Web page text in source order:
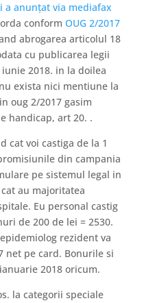
a anunțat via mediafax
conform OUG 2/2017
abrogarea articolul 18
cu publicarea legii
2018. in la doilea
exista nici mentiune la
oug 2/2017 gasim
handicap, art 20. .
cat voi castiga de la 1
din campania
pe sistemul legal in
au majoritatea
Eu personal castig
de 200 de lei = 2530.
rezident va
net pe card. Bonurile si
2018 oricum.
la categorii speciale